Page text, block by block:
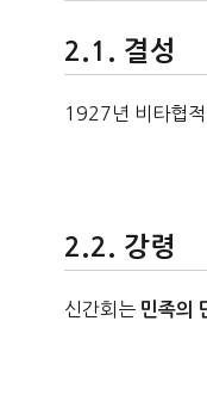
결성
1927년 비타협적
강령
신간회는 민족의